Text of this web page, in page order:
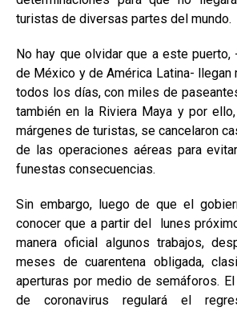
turistas de diversas partes del mundo.
No hay que olvidar que a este
de México y de América Latina- llegan
todos los días, con miles de
también en la Riviera Maya y por
márgenes de turistas, se cancelaron
de las operaciones aéreas para
funestas consecuencias.
Sin embargo, luego de que el
conocer que a partir del
lunes
manera oficial algunos trabajos,
meses de cuarentena obligada,
aperturas por medio de semáforos.
de coronavirus regulará el